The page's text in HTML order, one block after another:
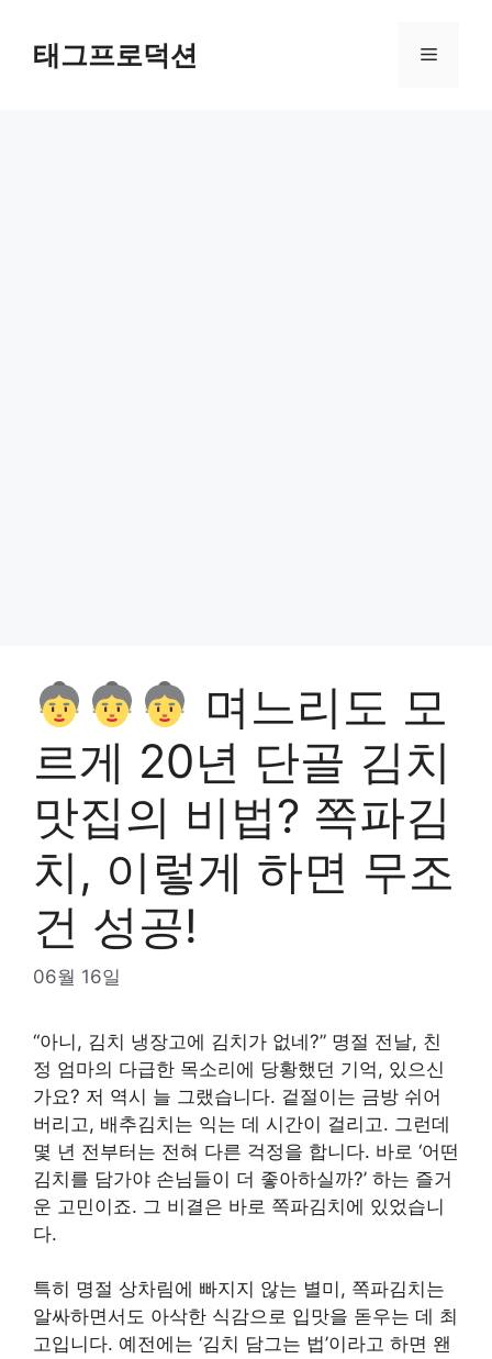
content태그프로덕션 Menu
며느리도 모
르게 20년 단골 김치
맛집의 비법? 쪽파김
치, 이렇게 하면 무조
건 성공!
06월 16일
“아니, 김치 냉장고에 김치가 없네?” 명절 전날, 친
정 엄마의 다급한 목소리에 당황했던 기억, 있으신
가요? 저 역시 늘 그랬습니다. 겉절이는 금방 쉬어
버리고, 배추김치는 익는 데 시간이 걸리고. 그런데
몇 년 전부터는 전혀 다른 걱정을 합니다. 바로 ‘어떤
김치를 담가야 손님들이 더 좋아하실까?’ 하는 즐거
운 고민이죠. 그 비결은 바로 쪽파김치에 있었습니
다.
특히 명절 상차림에 빠지지 않는 별미, 쪽파김치는
알싸하면서도 아삭한 식감으로 입맛을 돋우는 데 최
고입니다. 예전에는 ‘김치 담그는 법’이라고 하면 왠